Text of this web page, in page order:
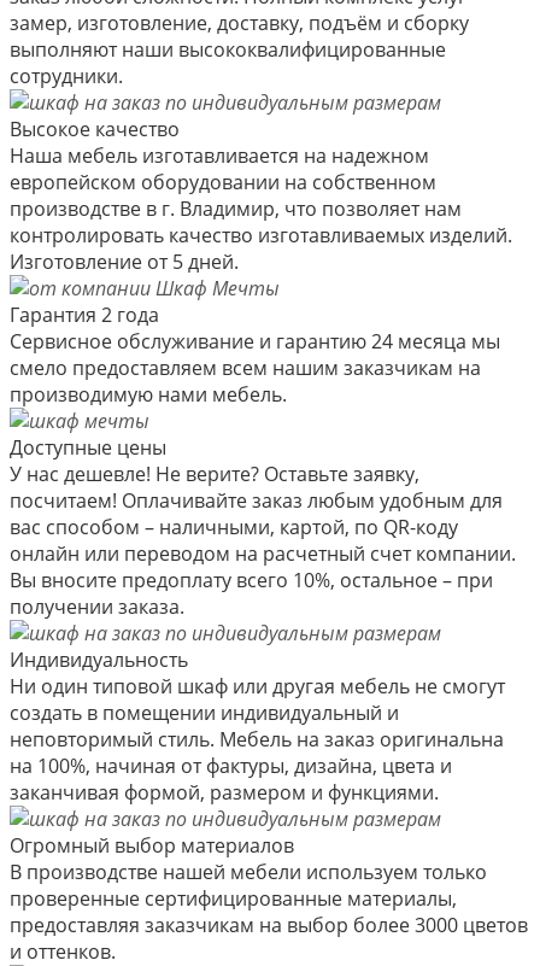
замер, изготовление, доставку, подъём и сборку
выполняют наши высококвалифицированные
сотрудники.
Высокое качество
Наша мебель изготавливается на надежном
европейском оборудовании на собственном
производстве в г. Владимир, что позволяет нам
контролировать качество изготавливаемых изделий.
Изготовление от 5 дней.
Гарантия 2 года
Сервисное обслуживание и гарантию 24 месяца мы
смело предоставляем всем нашим заказчикам на
производимую нами мебель.
Доступные цены
У нас дешевле! Не верите? Оставьте заявку,
посчитаем! Оплачивайте заказ любым удобным для
вас способом – наличными, картой, по QR-коду
онлайн или переводом на расчетный счет компании.
Вы вносите предоплату всего 10%, остальное – при
получении заказа.
Индивидуальность
Ни один типовой шкаф или другая мебель не смогут
создать в помещении индивидуальный и
неповторимый стиль. Мебель на заказ оригинальна
на 100%, начиная от фактуры, дизайна, цвета и
заканчивая формой, размером и функциями.
Огромный выбор материалов
В производстве нашей мебели используем только
проверенные сертифицированные материалы,
предоставляя заказчикам на выбор более 3000 цветов
и оттенков.